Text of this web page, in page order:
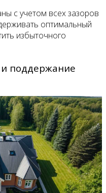
с учетом всех зазоров
оптимальный
избыточного
поддержание